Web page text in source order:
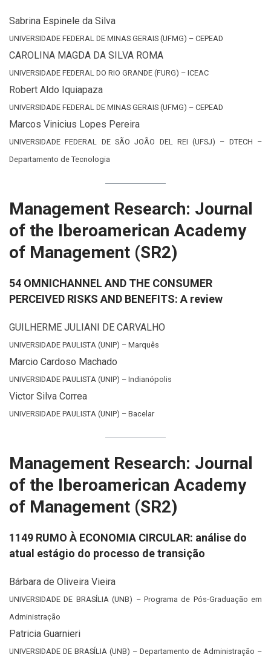
Sabrina Espinele da Silva
UNIVERSIDADE FEDERAL DE MINAS GERAIS (UFMG) – CEPEAD
CAROLINA MAGDA DA SILVA ROMA
UNIVERSIDADE FEDERAL DO RIO GRANDE (FURG) – ICEAC
Robert Aldo Iquiapaza
UNIVERSIDADE FEDERAL DE MINAS GERAIS (UFMG) – CEPEAD
Marcos Vinicius Lopes Pereira
UNIVERSIDADE FEDERAL DE SÃO JOÃO DEL REI (UFSJ) – DTECH –
Departamento de Tecnologia
Management Research: Journal
of the Iberoamerican Academy
of Management (SR2)
54 OMNICHANNEL AND THE CONSUMER
PERCEIVED RISKS AND BENEFITS: A review
GUILHERME JULIANI DE CARVALHO
UNIVERSIDADE PAULISTA (UNIP) – Marquês
Marcio Cardoso Machado
UNIVERSIDADE PAULISTA (UNIP) – Indianópolis
Victor Silva Correa
UNIVERSIDADE PAULISTA (UNIP) – Bacelar
Management Research: Journal
of the Iberoamerican Academy
of Management (SR2)
1149 RUMO À ECONOMIA CIRCULAR: análise do
atual estágio do processo de transição
Bárbara de Oliveira Vieira
UNIVERSIDADE DE BRASÍLIA (UNB) – Programa de Pós-Graduação em
Administração
Patricia Guarnieri
UNIVERSIDADE DE BRASÍLIA (UNB) – Departamento de Administração –